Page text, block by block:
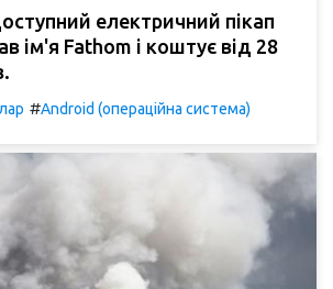
електричний пікап
ім'я Fathom і коштує від 28
#Android (операційна система)